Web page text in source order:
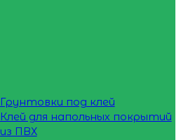
Грунтовки под клей
Клей для напольных покрытий
из ПВХ